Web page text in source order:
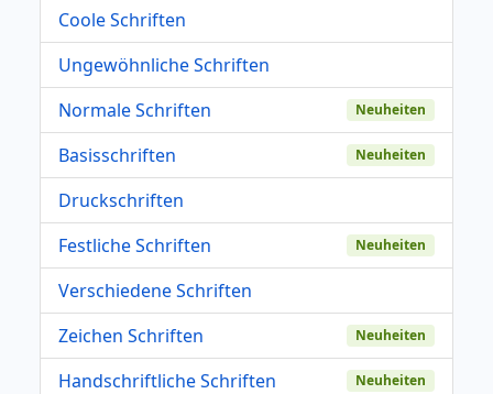
Coole Schriften
Ungewöhnliche Schriften
Normale Schriften
Neuheiten
Basisschriften Neuheiten
Druckschriften
Festliche Schriften
Neuheiten
Verschiedene Schriften
Zeichen Schriften
Neuheiten
Handschriftliche Schriften Neuheiten